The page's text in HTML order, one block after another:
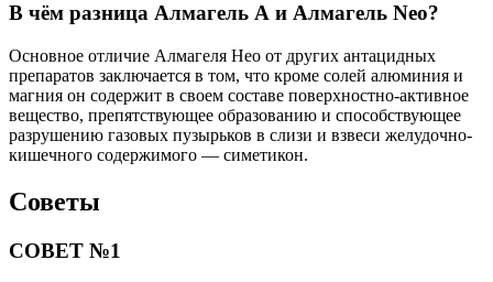
В чём разница Алмагель А и Алмагель Neo?
Основное отличие Алмагеля Нео от других антацидных
препаратов заключается в том, что кроме солей алюминия и
магния он содержит в своем составе поверхностно-активное
вещество, препятствующее образованию и способствующее
разрушению газовых пузырьков в слизи и взвеси желудочно-
кишечного содержимого — симетикон.
Советы
СОВЕТ №1